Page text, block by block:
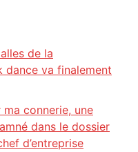
de la
dance va finalement
ma connerie, une
dans le dossier
d’entreprise